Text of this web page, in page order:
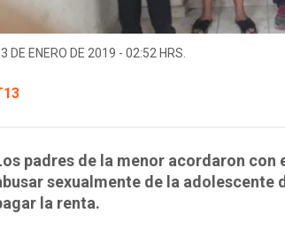
DE ENERO DE 2019 - 02:52 HRS.
padres de la menor acordaron con
sexualmente de la adolescente
la renta.